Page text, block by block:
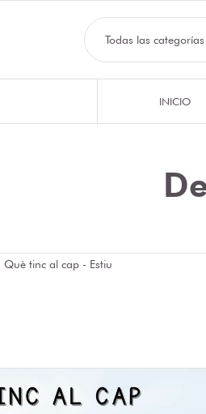
Todas las categorías
INICIO
Què tinc al cap - Estiu